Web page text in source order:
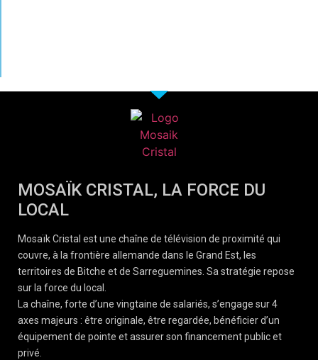
MOSAÏK CRISTAL, LA FORCE DU
LOCAL
Mosaïk Cristal est une chaîne de télévision de proximité qui
couvre, à la frontière allemande dans le Grand Est, les
territoires de Bitche et de Sarreguemines. Sa stratégie repose
sur la force du local.
La chaîne, forte d’une vingtaine de salariés, s’engage sur 4
axes majeurs : être originale, être regardée, bénéficier d’un
équipement de pointe et assurer son financement public et
privé.